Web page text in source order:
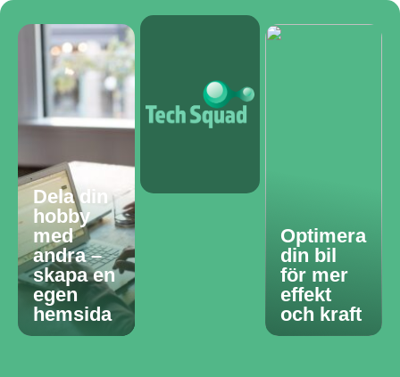
Dela din
hobby
med
andra –
skapa en
egen
hemsida
Optimera
din bil
för mer
effekt
och kraft